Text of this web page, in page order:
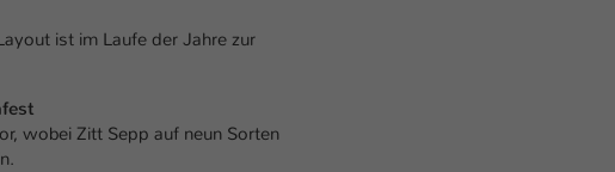
ist im Laufe der Jahre zur
wobei Zitt Sepp auf neun Sorten
Anbieter TYPO3